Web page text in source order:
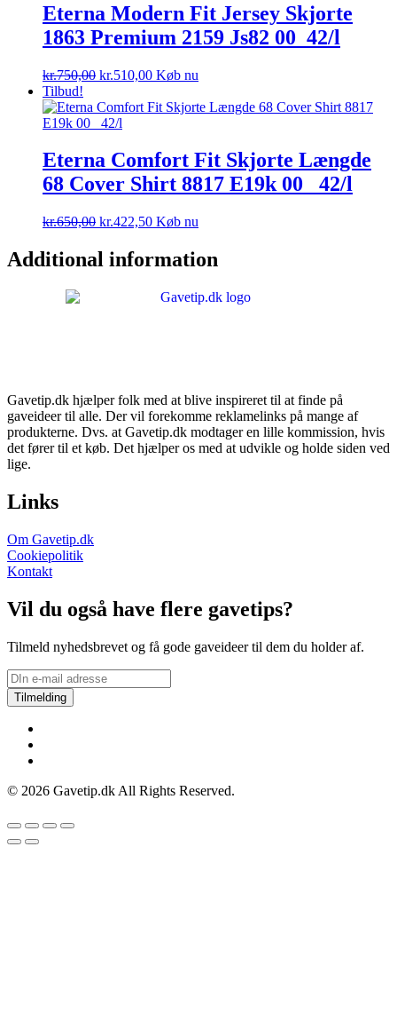
Eterna Modern Fit Jersey Skjorte
1863 Premium 2159 Js82 00_42/l
kr.750,00 Den
pris
var:
kr.510,00Den
pris
Køb nu
Tilbud!
Eterna Comfort Fit Skjorte Længde
68 Cover Shirt 8817 E19k 00 _42/l
kr.650,00 Den
pris
var:
kr.422,50Den
er:
Køb nu
Additional information
Gavetip.dk hjælper folk med at blive inspireret til at finde på
gaveideer til alle. Der vil forekomme reklamelinks på mange af
produkterne. Dvs. at Gavetip.dk modtager en lille kommission, hvis
det fører til et køb. Det hjælper os med at udvikle og holde siden ved
lige.
Links
Om Gavetip.dk
Cookiepolitik
Kontakt
Vil du også have flere gavetips?
Tilmeld nyhedsbrevet og få gode gaveideer til dem du holder af.
Tilmelding
© 2026 Gavetip.dk All Rights Reserved.